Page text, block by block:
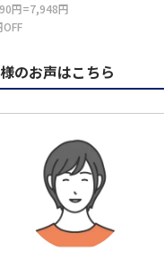
円=7,948円
のお声はこちら